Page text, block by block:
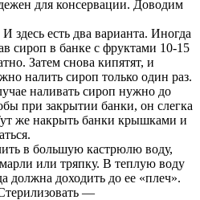
для консервации. Доводим
здесь есть два варианта. Иногда
сироп в банке с фруктами 10-15
Затем снова кипятят, и
налить сироп только один раз.
наливать сироп нужно до
при закрытии банки, он слегка
же накрыть банки крышками и
в большую кастрюлю воду,
или тряпку. В теплую воду
должна доходить до ее «плеч».
—